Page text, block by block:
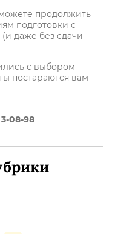
продолжить
подготовки с
даже без сдачи
с выбором
постараются вам
08-98